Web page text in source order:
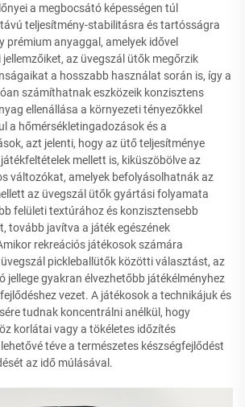
a megbocsátó képességen túl
teljesítmény-stabilitásra és tartósságra
prémium anyaggal, amelyek idővel
az üvegszál ütők megőrzik
a hosszabb használat során is, így a
számíthatnak eszközeik konzisztens
ellenállása a környezeti tényezőkkel
a hőmérsékletingadozások és a
azt jelenti, hogy az ütő teljesítménye
mellett is, kiküszöbölve az
változókat, amelyek befolyásolhatnák az
az üvegszál ütők gyártási folyamata
felületi textúrához és konzisztensebb
tovább javítva a játék egészének
rekreációs játékosok számára
pickleballütők közötti választást, az
jellege gyakran élvezhetőbb játékélményhez
vezet. A játékosok a technikájuk és
tudnak koncentrálni anélkül, hogy
korlátai vagy a tökéletes időzítés
téve a természetes készségfejlődést
az idő múlásával.